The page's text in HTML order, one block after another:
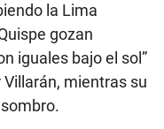
la Lima
gozan
iguales bajo el sol”
mientras su